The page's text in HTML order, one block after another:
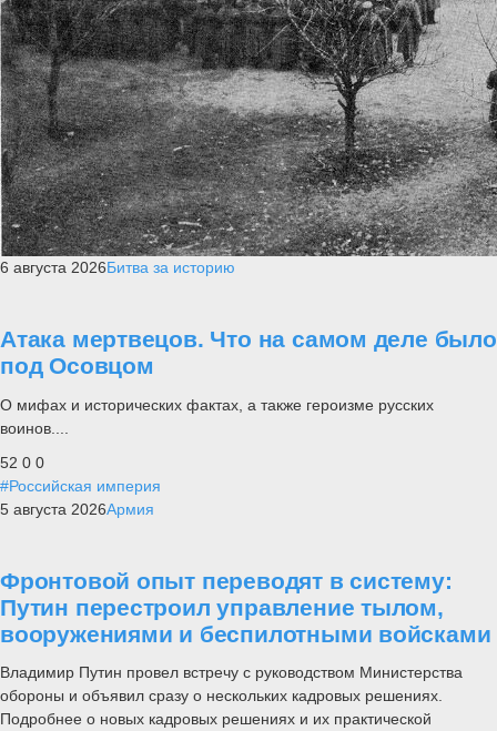
6 августа 2026Битва за историю
Атака мертвецов. Что на самом деле было
под Осовцом
О мифах и исторических фактах, а также героизме русских
воинов....
52 0 0
#Российская империя
5 августа 2026Армия
Фронтовой опыт переводят в систему:
Путин перестроил управление тылом,
вооружениями и беспилотными войсками
Владимир Путин провел встречу с руководством Министерства
обороны и объявил сразу о нескольких кадровых решениях.
Подробнее о новых кадровых решениях и их практической